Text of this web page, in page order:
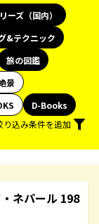
ーズ（国内）
&テクニック
旅の図鑑
景
D-Books
り込み条件を追加
ネパール 198